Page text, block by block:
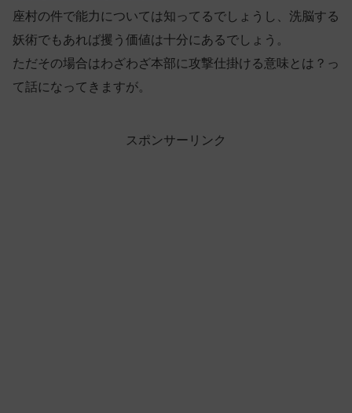
座村の件で能力については知ってるでしょうし、洗脳する
妖術でもあれば攫う価値は十分にあるでしょう。
ただその場合はわざわざ本部に攻撃仕掛ける意味とは？っ
て話になってきますが。
スポンサーリンク